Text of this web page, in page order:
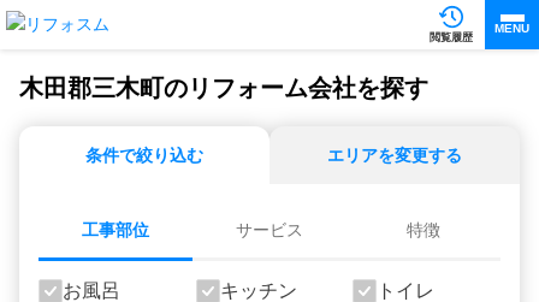
閲覧履歴
MENU
木田郡三木町のリフォーム会社を探す
条件で絞り込む エリアを変更する
工事部位 サービス 特徴
お風呂 キッチン トイレ